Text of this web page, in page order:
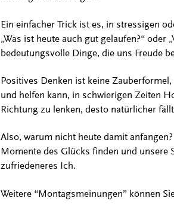
Ein einfacher Trick ist es, in stressigen
„Was ist heute auch gut gelaufen?“ oder
bedeutungsvolle Dinge, die uns Freude
Positives Denken ist keine
und helfen kann, in schwierigen Zeiten
Richtung zu lenken, desto natürlicher
Also, warum nicht heute damit
Momente des Glücks finden und unsere
zufriedeneres Ich.
Weitere “Montagsmeinungen” können